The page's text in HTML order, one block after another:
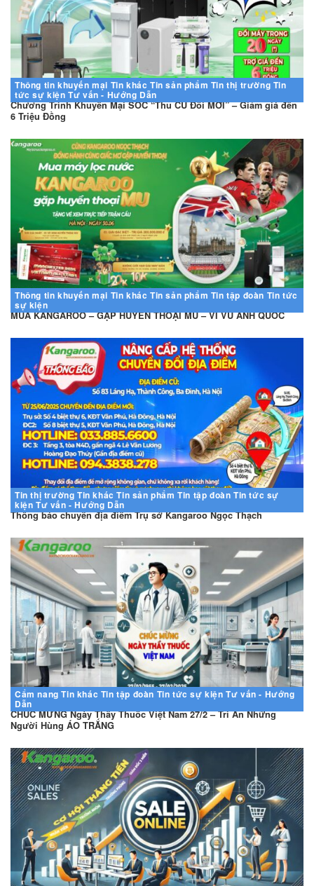
Thông tin khuyến mại Tin khác Tin sản phẩm Tin thị trường Tin
tức sự kiện Tư vấn - Hướng Dẫn
Chương Trình Khuyến Mại SỐC “Thu CŨ Đổi MỚI” – Giảm giá đến
6 Triệu Đồng
Thông tin khuyến mại Tin khác Tin sản phẩm Tin tập đoàn Tin tức
sự kiện
MUA KANGAROO – GẶP HUYỀN THOẠI MU – VI VU ANH QUỐC
Tin thị trường Tin khác Tin sản phẩm Tin tập đoàn Tin tức sự
kiện Tư vấn - Hướng Dẫn
Thông báo chuyển địa điểm Trụ sở Kangaroo Ngọc Thạch
Cẩm nang Tin khác Tin tập đoàn Tin tức sự kiện Tư vấn - Hướng
Dẫn
CHÚC MỪNG Ngày Thầy Thuốc Việt Nam 27/2 – Tri Ân Những
Người Hùng ÁO TRẮNG